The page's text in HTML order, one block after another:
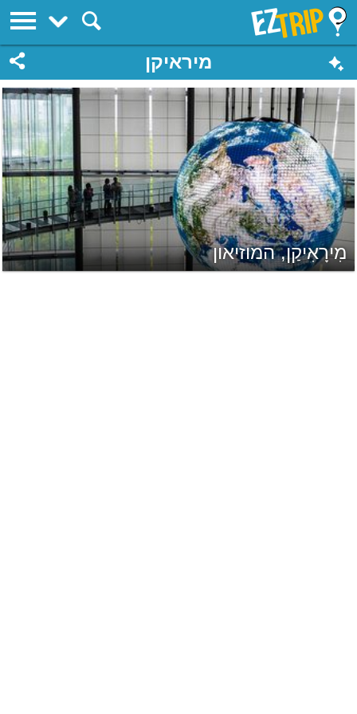
EZTrip
מיראיקן
מִירָאִיקַן, המוזיאון